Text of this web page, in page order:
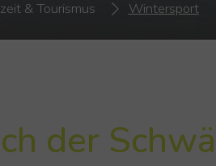
& Tourismus Wintersport
der